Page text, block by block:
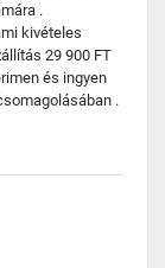
.
kivételes
29 900 FT
és ingyen
.